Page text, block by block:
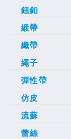
鈕釦
緞帶
織帶
繩子
彈性帶
仿皮
流蘇
蕾絲